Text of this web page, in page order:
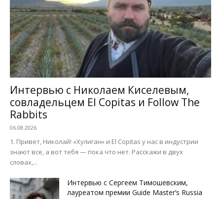
Интервью с Николаем Киселевым,
совладельцем El Copitas и Follow The
Rabbits
06.08.2026
1. Привет, Николай! «Хулиган» и El Copitas у нас в индустрии
знают все, а вот тебя — пока что нет. Расскажи в двух
словах,...
Интервью с Сергеем Тимошевским,
лауреатом премии Guide Master’s Russia